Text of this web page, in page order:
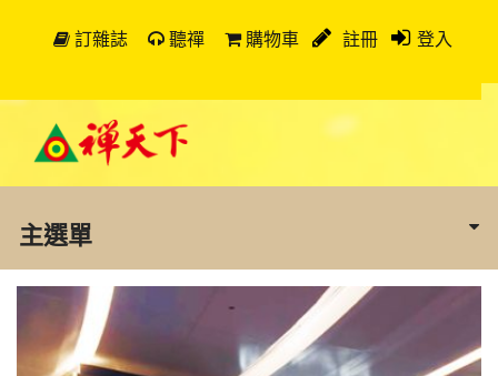
訂雜誌 聽禪 購物車 註冊 登入
主選單